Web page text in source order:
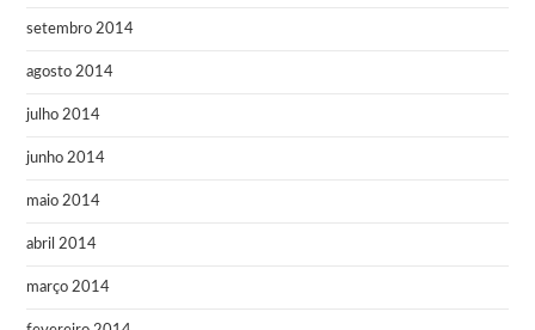
setembro 2014
agosto 2014
julho 2014
junho 2014
maio 2014
abril 2014
março 2014